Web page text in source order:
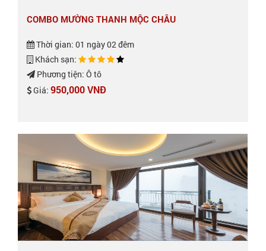
COMBO MƯỜNG THANH MỘC CHÂU
Thời gian: 01 ngày 02 đêm
Khách sạn:
Phương tiện: Ô tô
Giá: 950,000 VNĐ